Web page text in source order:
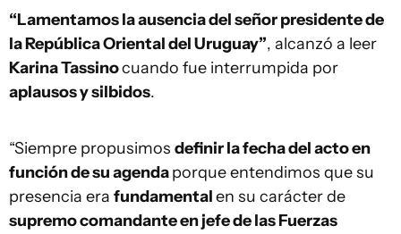
“Lamentamos la ausencia del señor presidente de
la República Oriental del Uruguay”, alcanzó a leer
Karina Tassinocuando fue interrumpida por
aplausos y silbidos.
“Siempre propusimos definir la fecha del acto en
función de su agendaporque entendimos que su
presencia era fundamentalen su carácter de
supremo comandante en jefe de las Fuerzas